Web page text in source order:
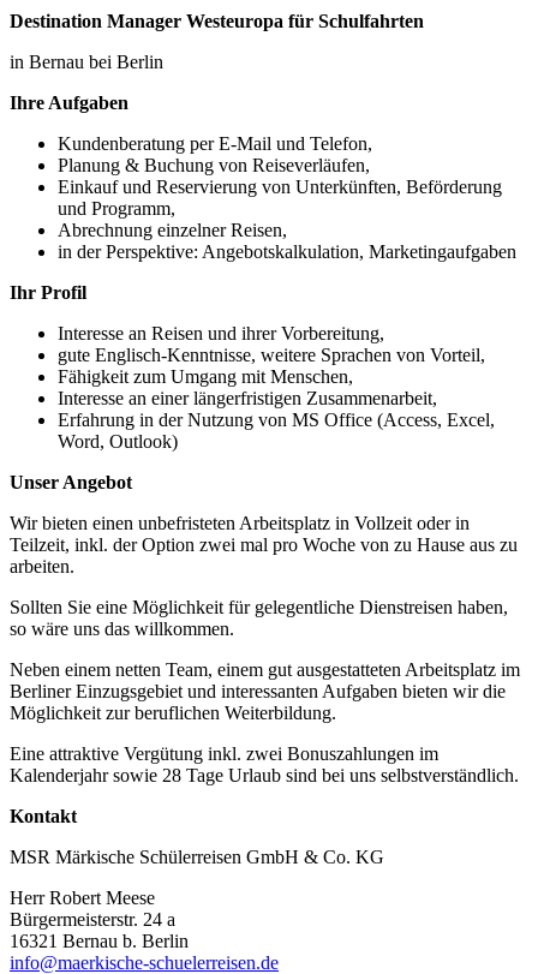
Destination Manager Westeuropa für Schulfahrten
in Bernau bei Berlin
Ihre Aufgaben
Kundenberatung per E-Mail und Telefon,
Planung & Buchung von Reiseverläufen,
Einkauf und Reservierung von Unterkünften, Beförderung
und Programm,
Abrechnung einzelner Reisen,
in der Perspektive: Angebotskalkulation, Marketingaufgaben
Ihr Profil
Interesse an Reisen und ihrer Vorbereitung,
gute Englisch-Kenntnisse, weitere Sprachen von Vorteil,
Fähigkeit zum Umgang mit Menschen,
Interesse an einer längerfristigen Zusammenarbeit,
Erfahrung in der Nutzung von MS Office (Access, Excel,
Word, Outlook)
Unser Angebot
Wir bieten einen unbefristeten Arbeitsplatz in Vollzeit oder in
Teilzeit, inkl. der Option zwei mal pro Woche von zu Hause aus zu
arbeiten.
Sollten Sie eine Möglichkeit für gelegentliche Dienstreisen haben,
so wäre uns das willkommen.
Neben einem netten Team, einem gut ausgestatteten Arbeitsplatz im
Berliner Einzugsgebiet und interessanten Aufgaben bieten wir die
Möglichkeit zur beruflichen Weiterbildung.
Eine attraktive Vergütung inkl. zwei Bonuszahlungen im
Kalenderjahr sowie 28 Tage Urlaub sind bei uns selbstverständlich.
Kontakt
MSR Märkische Schülerreisen GmbH & Co. KG
Herr Robert Meese
Bürgermeisterstr. 24 a
16321 Bernau b. Berlin
info@maerkische-schuelerreisen.de